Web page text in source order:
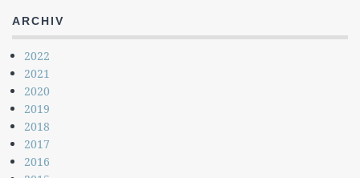
ARCHIV
2022
2021
2020
2019
2018
2017
2016